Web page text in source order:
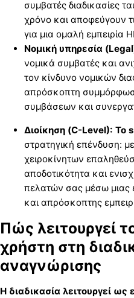
συμβατές διαδικασίες
χρόνο και αποφεύγουν
για μια ομαλή εμπειρία
Νομική υπηρεσία
νομικά συμβατές και
τον κίνδυνο νομικών
απρόσκοπτη
συμβάσεων και
Διοίκηση (C-Level): Το
στρατηγική επένδυση:
χειροκίνητων
αποδοτικότητα και
πελατών σας μέσω μιας
και απρόσκοπτης
Πώς λειτουργεί
χρήστη στη
αναγνώρισης
Η διαδικασία λειτουργεί